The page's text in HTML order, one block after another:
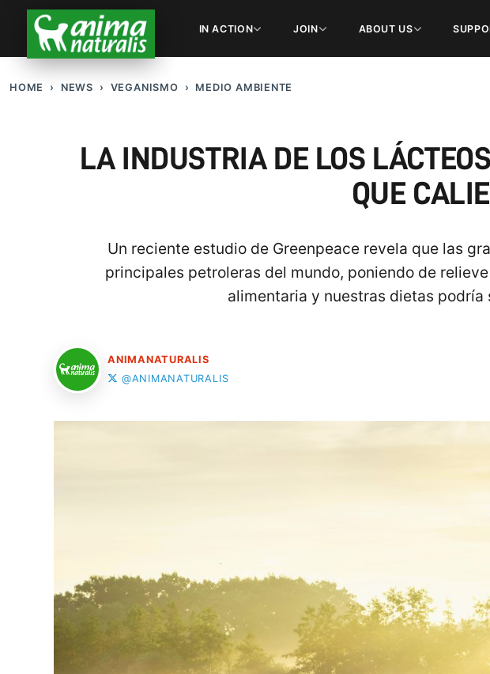
IN ACTION JOIN ABOUT US
HOME NEWS VEGANISMO MEDIO AMBIENTE
LA INDUSTRIA DE LOS
QUE
Un reciente estudio de Greenpeace revela que las
principales petroleras del mundo, poniendo de
alimentaria y nuestras dietas
ANIMANATURALIS
@ANIMANATURALIS